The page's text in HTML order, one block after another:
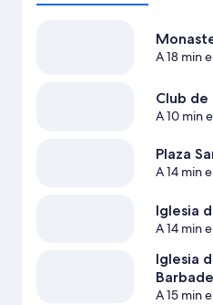
A 18 min
Club de
A 10 min
Plaza
A 14 min
Iglesia
A 14 min
Iglesia
A 15 min